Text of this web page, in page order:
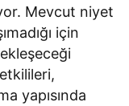
Mevcut niyet
için
yapısında